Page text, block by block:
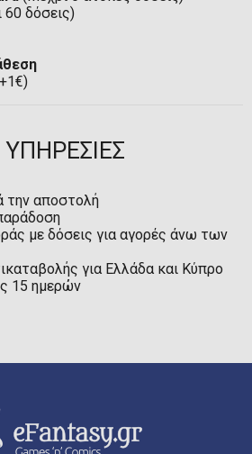
60 δόσεις)
ΥΠΗΡΕΣΙΕΣ
την αποστολή
με δόσεις για αγορές άνω των
για Ελλάδα και Κύπρο
15 ημερών